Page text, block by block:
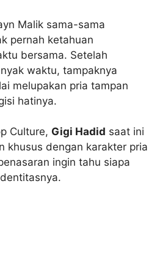
Malik sama-sama
pernah ketahuan
bersama. Setelah
waktu, tampaknya
melupakan pria tampan
hatinya.
Culture, Gigi Hadid saat ini
khusus dengan karakter pria
ingin tahu siapa